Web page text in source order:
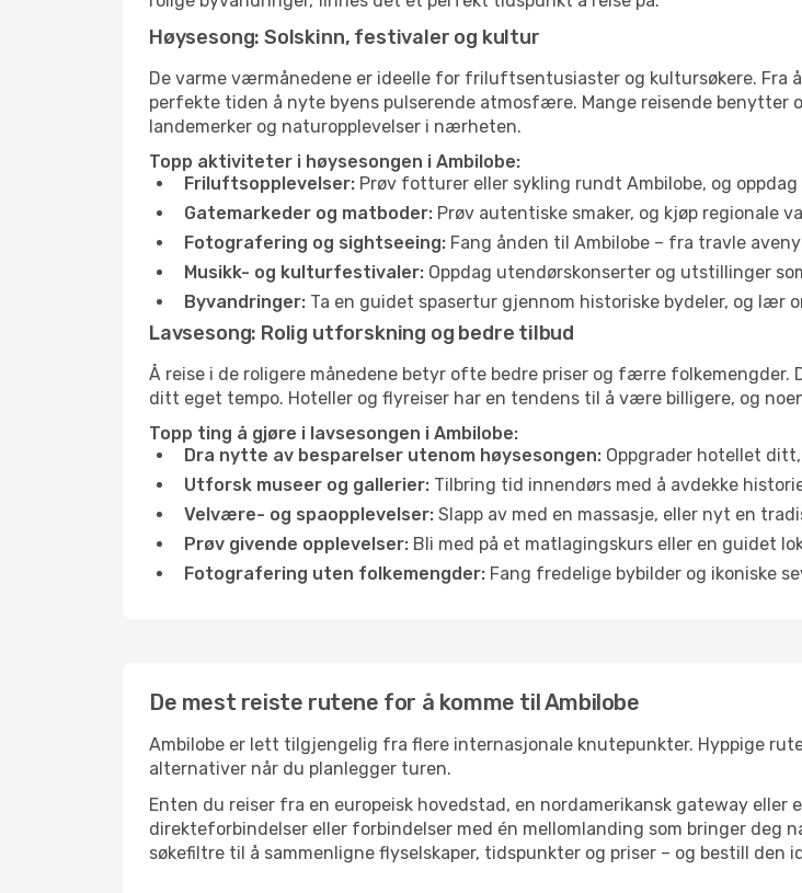
Høysesong: Solskinn, festivaler og kultur
De varme værmånedene er ideelle for friluftsentusiaster og kultursøkere. Fra
perfekte tiden å nyte byens pulserende atmosfære. Mange reisende benytter
landemerker og naturopplevelser i nærheten.
Topp aktiviteter i høysesongen i Ambilobe:
Friluftsopplevelser: Prøv fotturer eller sykling rundt Ambilobe, og
Gatemarkeder og matboder: Prøv autentiske smaker, og kjøp regionale
Fotografering og sightseeing: Fang ånden til Ambilobe – fra travle
Musikk- og kulturfestivaler: Oppdag utendørskonserter og utstillinger
Byvandringer: Ta en guidet spasertur gjennom historiske bydeler, og lær
Lavsesong: Rolig utforskning og bedre tilbud
Å reise i de roligere månedene betyr ofte bedre priser og færre
ditt eget tempo. Hoteller og flyreiser har en tendens til å være billigere, og
Topp ting å gjøre i lavsesongen i Ambilobe:
Dra nytte av besparelser utenom høysesongen: Oppgrader hotellet
Utforsk museer og gallerier: Tilbring tid innendørs med å avdekke
Velvære- og spaopplevelser: Slapp av med en massasje, eller nyt en
Prøv givende opplevelser: Bli med på et matlagingskurs eller en guidet
Fotografering uten folkemengder: Fang fredelige bybilder og ikoniske
De mest reiste rutene for å komme til Ambilobe
Ambilobe er lett tilgjengelig fra flere internasjonale knutepunkter. Hyppige
alternativer når du planlegger turen.
Enten du reiser fra en europeisk hovedstad, en nordamerikansk gateway
direkteforbindelser eller forbindelser med én mellomlanding som bringer deg
søkefiltre til å sammenligne flyselskaper, tidspunkter og priser – og bestill den